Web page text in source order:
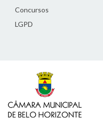
Concursos
LGPD